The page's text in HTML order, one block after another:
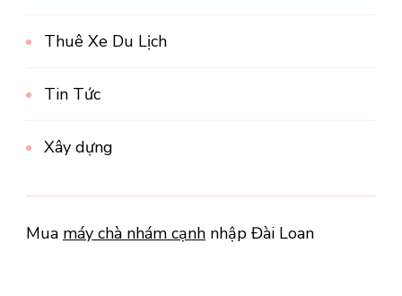
Thuê Xe Du Lịch
Tin Tức
Xây dựng
Mua máy chà nhám cạnh nhập Đài Loan